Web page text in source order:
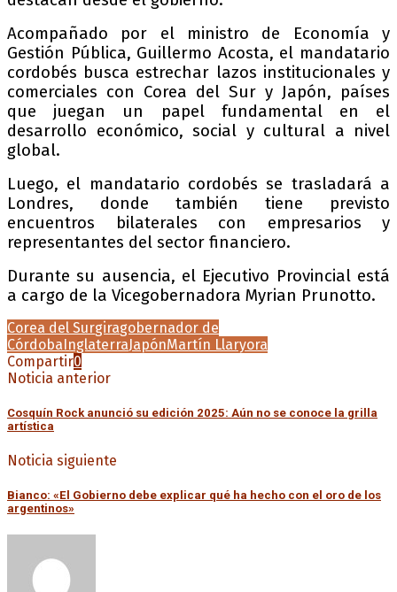
Acompañado por el ministro de Economía y
Gestión Pública, Guillermo Acosta, el mandatario
cordobés busca estrechar lazos institucionales y
comerciales con Corea del Sur y Japón, países
que juegan un papel fundamental en el
desarrollo económico, social y cultural a nivel
global.
Luego, el mandatario cordobés se trasladará a
Londres, donde también tiene previsto
encuentros bilaterales con empresarios y
representantes del sector financiero.
Durante su ausencia, el Ejecutivo Provincial está
a cargo de la Vicegobernadora Myrian Prunotto.
Corea del Surgiragobernador de
CórdobaInglaterraJapónMartín Llaryora
Compartir0
Noticia anterior
Cosquín Rock anunció su edición 2025: Aún no se conoce la grilla
artística
Noticia siguiente
Bianco: «El Gobierno debe explicar qué ha hecho con el oro de los
argentinos»